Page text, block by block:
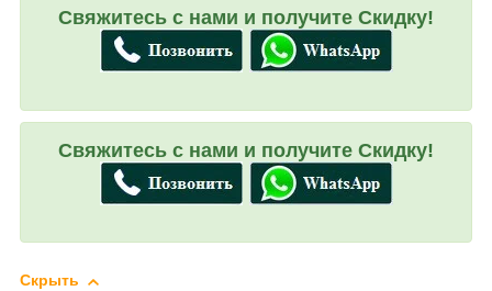
Свяжитесь с нами и получите Скидку!
Свяжитесь с нами и получите Скидку!
Скрыть